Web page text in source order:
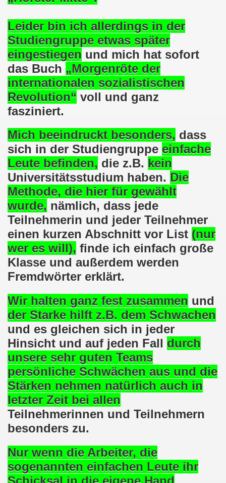
Leider bin ich allerdings in der
Studiengruppe etwas später
eingestiegen und mich hat sofort
das Buch „Morgenröte der
internationalen sozialistischen
Revolution“ voll und ganz
fasziniert.
Mich beeindruckt besonders, dass
sich in der Studiengruppe einfache
Leute befinden, die z.B. kein
Universitätsstudium haben. Die
Methode, die hier für gewählt
wurde, nämlich, dass jede
Teilnehmerin und jeder Teilnehmer
einen kurzen Abschnitt vor List (nur
wer es will), finde ich einfach große
Klasse und außerdem werden
Fremdwörter erklärt.
Wir halten ganz fest zusammen und
der Starke hilft z.B. dem Schwachen
und es gleichen sich in jeder
Hinsicht und auf jeden Fall durch
unsere sehr guten Teams
persönliche Schwächen aus und die
Stärken nehmen natürlich auch in
letzter Zeit bei allen
Teilnehmerinnen und Teilnehmern
besonders zu.
Nur wenn die Arbeiter, die
sogenannten einfachen Leute ihr
in Gelsenkirchen und es ist zeitgleich am
Bewegung hier bei uns in der Gelsenkirchener
Gelsenkirchener(innen) spenden 523,20 Euro
Montagsdemo-Bewegung am 12.05.2025 am Platz der
Montagsdemo-Bewegung am 14.04.2025 auf dem
Bewegung am 10.03.2025 am Platz der
am 03.02.2025 gegen Rechts in
Bewegung Gelsenkirchen am 13.01.2025 am Platz
Bewegung am 11.11.2024: Solidarität mit dem
solidarisiert sich am 14.10.2024 mit dem Volk
Volk und mit dem libanesischen Volk!
Eisenach: Zeichen gegen Sozialkahlschlag und
Gelsenkirchen am 12.08.2024 ab 17.30 Uhr - am Platz
am 08.07.2024 Protest gegen Armut,
der Bundesweiten Montagsdemo-
Gelsenkirchener Montagsdemo-Bewegung am
am 13.05.2024 um 17.30 Uhr auf dem
Bewegung am 08.04.2024 auf dem Heinrich-König-
Wir protestieren und wir demonstrieren gegen die
Saale setzt am 27.01.2024 Verbot der MLPD-Fahne